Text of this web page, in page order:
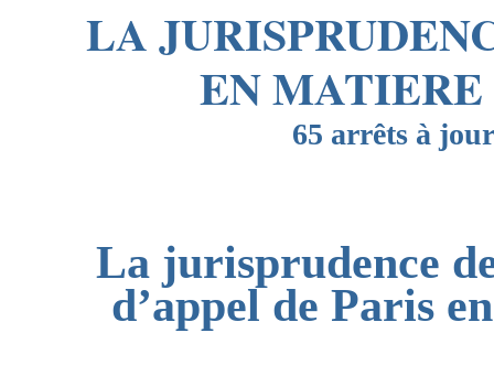
LA
EN MATIERE
65 arrêts à
La jurisprudence
d’appel de Paris